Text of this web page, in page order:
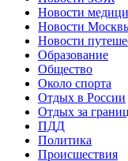
Новости
Новости
Новости
Образование
Общество
Около спорта
Отдых в России
Отдых за
ПДД
Политика
Происшествия